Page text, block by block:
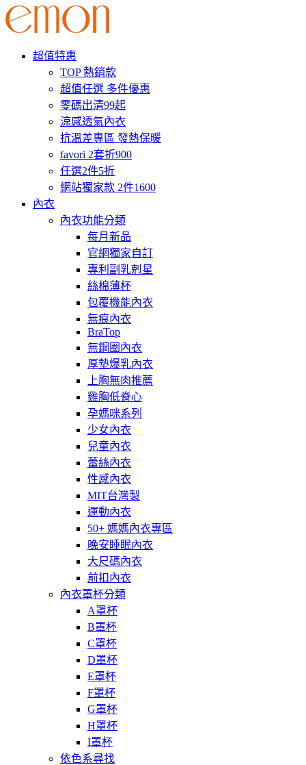
超值特惠
TOP 熱銷款
超值任選 多件優惠
零碼出清99起
涼感透氣內衣
抗溫差專區 發熱保暖
favori 2套折900
任選2件5折
網站獨家款 2件1600
內衣
內衣功能分類
每月新品
官網獨家自訂
專利副乳剋星
絲棉薄杯
包覆機能內衣
無痕內衣
BraTop
無鋼圈內衣
厚墊爆乳內衣
上胸無肉推薦
雞胸低脊心
孕媽咪系列
少女內衣
兒童內衣
蕾絲內衣
性感內衣
MIT台灣製
運動內衣
50+ 媽媽內衣專區
晚安睡眠內衣
大尺碼內衣
前扣內衣
內衣罩杯分類
A罩杯
B罩杯
C罩杯
D罩杯
E罩杯
F罩杯
G罩杯
H罩杯
I罩杯
依色系尋找